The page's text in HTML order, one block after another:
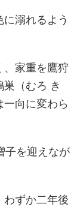
溺れるよう
、家重を鷹狩
（むろ き
向に変わら
子を迎えなが
わずか二年後